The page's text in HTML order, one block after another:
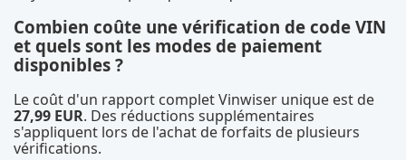
Combien coûte une vérification de code VIN
et quels sont les modes de paiement
disponibles ?
Le coût d'un rapport complet Vinwiser unique est de
27,99 EUR. Des réductions supplémentaires
s'appliquent lors de l'achat de forfaits de plusieurs
vérifications.